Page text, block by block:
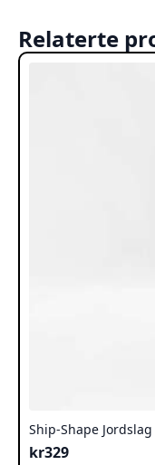
Relaterte
Ship-Shape
kr329